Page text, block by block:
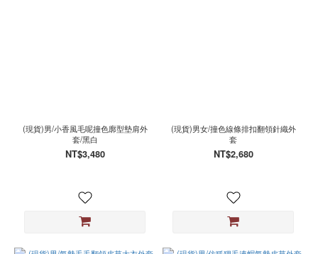
(現貨)男/小香風毛呢撞色廓型墊肩外
套/黑白
NT$3,480
(現貨)男女/撞色線條排扣翻領針織外
套
NT$2,680